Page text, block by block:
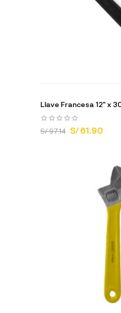
Llave Francesa 12" x
S/ 97.14 S/ 61.90